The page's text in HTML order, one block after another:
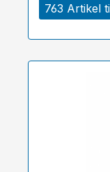
763 Artikel